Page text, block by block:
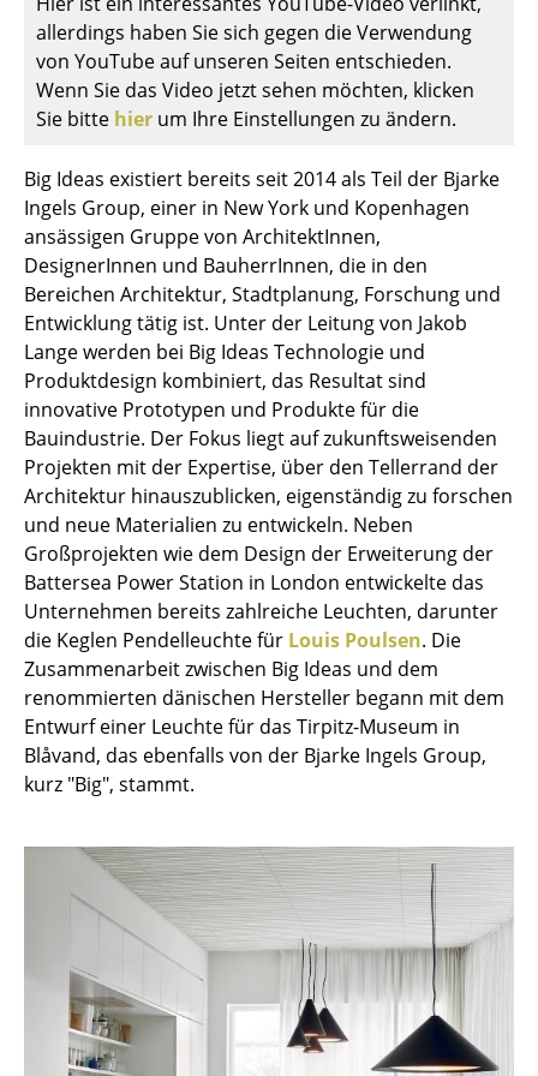
Einzelteile
... alle Tische
Aufbewahren
Regale & Schränke
Bücherregale
Wandregale
Sideboards & Kommoden
TV Möbel
Beistell- & Rollcontainer
Barmöbel
Garderoben
Kleinaufbewahrung
Einzelteile
... alle Aufbewahrungsmöbel
Licht
Hängeleuchten & Deckenleuchten
Schreibtischleuchten
Stehleuchten & Leseleuchten
Bodenleuchten
Wandleuchten
Outdoor-Leuchten
allerdings haben Sie sich gegen die Verwendung
von YouTube auf unseren Seiten entschieden.
Wenn Sie das Video jetzt sehen möchten, klicken
Sie bitte hier um Ihre Einstellungen zu ändern.
Big Ideas existiert bereits seit 2014 als Teil der Bjarke
Ingels Group, einer in New York und Kopenhagen
ansässigen Gruppe von ArchitektInnen,
DesignerInnen und BauherrInnen, die in den
Bereichen Architektur, Stadtplanung, Forschung und
Entwicklung tätig ist. Unter der Leitung von Jakob
Lange werden bei Big Ideas Technologie und
Produktdesign kombiniert, das Resultat sind
innovative Prototypen und Produkte für die
Bauindustrie. Der Fokus liegt auf zukunftsweisenden
Projekten mit der Expertise, über den Tellerrand der
Architektur hinauszublicken, eigenständig zu forschen
und neue Materialien zu entwickeln. Neben
Großprojekten wie dem Design der Erweiterung der
Battersea Power Station in London entwickelte das
Unternehmen bereits zahlreiche Leuchten, darunter
die Keglen Pendelleuchte für Louis Poulsen. Die
Zusammenarbeit zwischen Big Ideas und dem
renommierten dänischen Hersteller begann mit dem
Entwurf einer Leuchte für das Tirpitz-Museum in
Blåvand, das ebenfalls von der Bjarke Ingels Group,
kurz "Big", stammt.